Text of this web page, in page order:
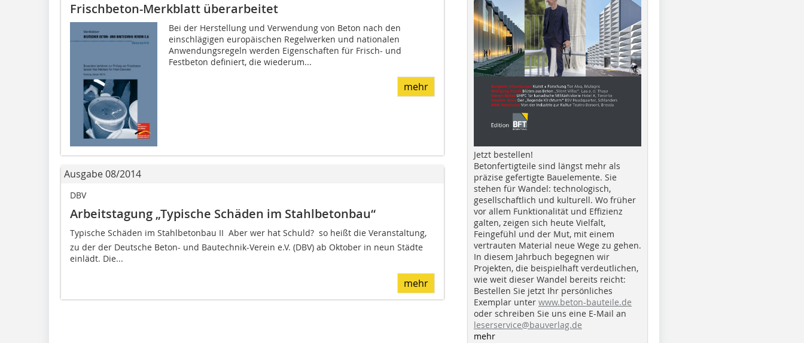
Frischbeton-Merkblatt ­überarbeitet
Bei der Herstellung und Verwendung von Beton nach den
einschlägigen europäischen Regelwerken und nationalen
Anwendungsregeln werden Eigenschaften für Frisch- und
Festbeton definiert, die wiederum...
mehr
Ausgabe 08/2014
DBV
Arbeitstagung „Typische Schäden im Stahlbetonbau“
Typische Schäden im Stahlbetonbau II  Aber wer hat Schuld?  so heißt die Veranstaltung,
zu der der Deutsche Beton- und Bautechnik-Verein e.V. (DBV) ab Oktober in neun Städte
einlädt. Die...
mehr
Jetzt bestellen!
Betonfertigteile sind längst mehr als
präzise gefertigte Bauelemente. Sie
stehen für Wandel: technologisch,
gesellschaftlich und kulturell. Wo früher
vor allem Funktionalität und Effizienz
galten, zeigen sich heute Vielfalt,
Feingefühl und der Mut, mit einem
vertrauten Material neue Wege zu gehen.
In diesem Jahrbuch begegnen wir
Projekten, die beispielhaft verdeutlichen,
wie weit dieser Wandel bereits reicht:
Bestellen Sie jetzt Ihr persönliches
Exemplar unter www.beton-bauteile.de
oder schreiben Sie uns eine E-Mail an
leserservice@bauverlag.de
mehr